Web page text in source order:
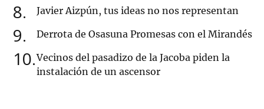
8 Javier Aizpún, tus ideas no nos representan
9 Derrota de Osasuna Promesas con el Mirandés
10 Vecinos del pasadizo de la Jacoba piden la
instalación de un ascensor